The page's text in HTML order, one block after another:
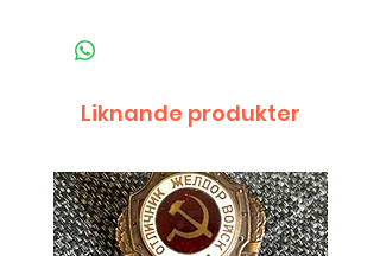
Liknande produkter